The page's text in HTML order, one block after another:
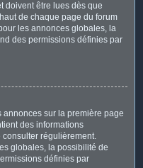
doivent être lues dès que
de chaque page du forum
les annonces globales, la
des permissions définies par
sur la première page
des informations
régulièrement.
globales, la possibilité de
définies par